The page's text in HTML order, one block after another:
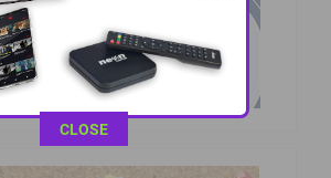
This popup will close in:
CLOSE